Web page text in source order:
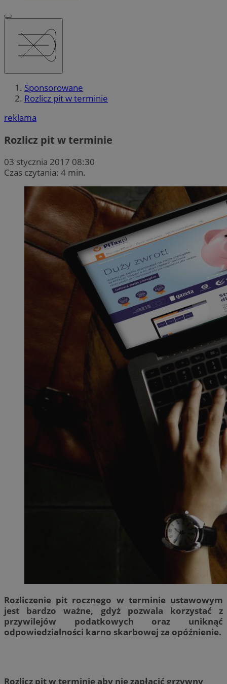
Sponsorowane
Rozlicz pit w terminie
reklama
Rozlicz pit w terminie
03 stycznia 2017 08:30
Czas czytania: 4 min.
Rozliczenie pit rocznego w terminie ustawowym
jest bardzo ważne, gdyż pozwala korzystać z
przywilejów podatkowych oraz uniknąć
odpowiedzialności karno skarbowej za opóźnienie.
Rozlicz pit w terminie aby nie zapłacić grzywny